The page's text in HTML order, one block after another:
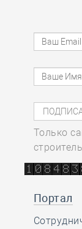
Только
Портал